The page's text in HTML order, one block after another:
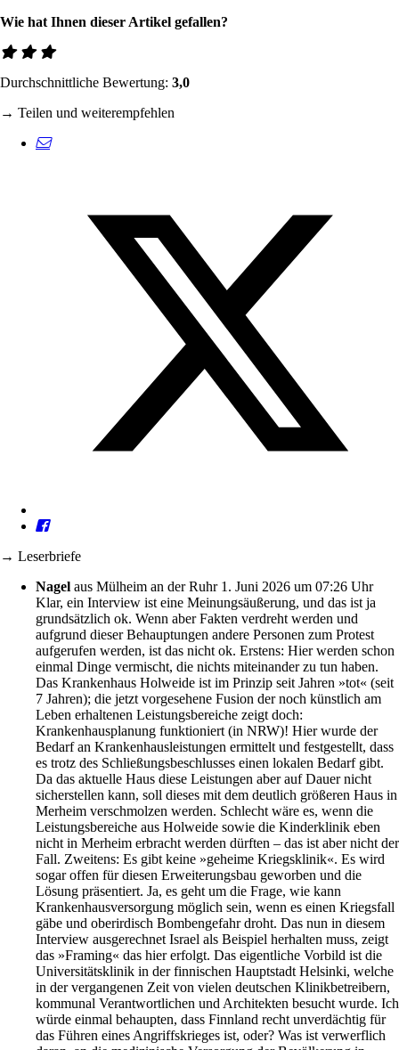
Wie hat Ihnen dieser Artikel gefallen?
Durchschnittliche Bewertung: 3,0
→ Teilen und weiterempfehlen
→ Leserbriefe
Nagel aus Mülheim an der Ruhr 1. Juni 2026 um 07:26 Uhr
Klar, ein Interview ist eine Meinungsäußerung, und das ist ja
grundsätzlich ok. Wenn aber Fakten verdreht werden und
aufgrund dieser Behauptungen andere Personen zum Protest
aufgerufen werden, ist das nicht ok. Erstens: Hier werden schon
einmal Dinge vermischt, die nichts miteinander zu tun haben.
Das Krankenhaus Holweide ist im Prinzip seit Jahren »tot« (seit
7 Jahren); die jetzt vorgesehene Fusion der noch künstlich am
Leben erhaltenen Leistungsbereiche zeigt doch:
Krankenhausplanung funktioniert (in NRW)! Hier wurde der
Bedarf an Krankenhausleistungen ermittelt und festgestellt, dass
es trotz des Schließungsbeschlusses einen lokalen Bedarf gibt.
Da das aktuelle Haus diese Leistungen aber auf Dauer nicht
sicherstellen kann, soll dieses mit dem deutlich größeren Haus in
Merheim verschmolzen werden. Schlecht wäre es, wenn die
Leistungsbereiche aus Holweide sowie die Kinderklinik eben
nicht in Merheim erbracht werden dürften – das ist aber nicht der
Fall. Zweitens: Es gibt keine »geheime Kriegsklinik«. Es wird
sogar offen für diesen Erweiterungsbau geworben und die
Lösung präsentiert. Ja, es geht um die Frage, wie kann
Krankenhausversorgung möglich sein, wenn es einen Kriegsfall
gäbe und oberirdisch Bombengefahr droht. Das nun in diesem
Interview ausgerechnet Israel als Beispiel herhalten muss, zeigt
das »Framing« das hier erfolgt. Das eigentliche Vorbild ist die
Universitätsklinik in der finnischen Hauptstadt Helsinki, welche
in der vergangenen Zeit von vielen deutschen Klinikbetreibern,
kommunal Verantwortlichen und Architekten besucht wurde. Ich
würde einmal behaupten, dass Finnland recht unverdächtig für
das Führen eines Angriffskrieges ist, oder? Was ist verwerflich